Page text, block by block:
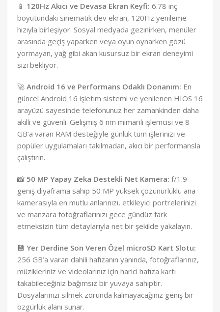
📱 120Hz Akıcı ve Devasa Ekran Keyfi: 6.78 inç
boyutundaki sinematik dev ekran, 120Hz yenileme
hızıyla birleşiyor. Sosyal medyada gezinirken, menüler
arasında geçiş yaparken veya oyun oynarken gözü
yormayan, yağ gibi akan kusursuz bir ekran deneyimi
sizi bekliyor.
🚀 Android 16 ve Performans Odaklı Donanım: En
güncel Android 16 işletim sistemi ve yenilenen HIOS 16
arayüzü sayesinde telefonunuz her zamankinden daha
akıllı ve güvenli. Gelişmiş 6 nm mimarili işlemcisi ve 8
GB’a varan RAM desteğiyle günlük tüm işlerinizi ve
popüler uygulamaları takılmadan, akıcı bir performansla
çalıştırın.
📸 50 MP Yapay Zeka Destekli Net Kamera: f/1.9
geniş diyaframa sahip 50 MP yüksek çözünürlüklü ana
kamerasıyla en mutlu anlarınızı, etkileyici portrelerinizi
ve manzara fotoğraflarınızı gece gündüz fark
etmeksizin tüm detaylarıyla net bir şekilde yakalayın.
💾 Yer Derdine Son Veren Özel microSD Kart Slotu:
256 GB’a varan dahili hafızanın yanında, fotoğraflarınız,
müzikleriniz ve videolarınız için harici hafıza kartı
takabileceğiniz bağımsız bir yuvaya sahiptir.
Dosyalarınızı silmek zorunda kalmayacağınız geniş bir
özgürlük alanı sunar.